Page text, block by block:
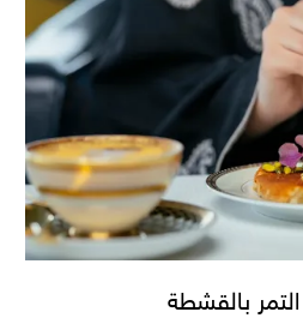
بالقشطة